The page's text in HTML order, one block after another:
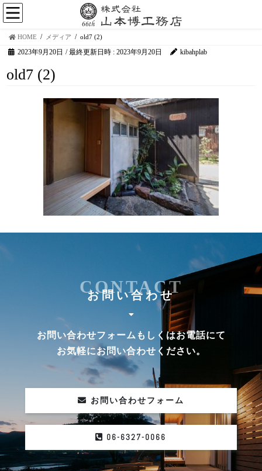
HOME メディア old7 (2)
2023年9月20日 / 最終更新日時 :2023年9月20日 kibahplab
old7 (2)
お問い合わせ
CONTACT
お問い合わせフォームもしくはお電話にて
お気軽にお問い合わせください。
お問い合わせフォーム
06-6327-0066